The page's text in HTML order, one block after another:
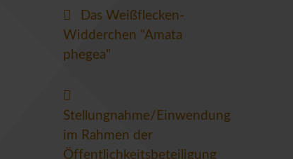
Das Weißflecken-
Widderchen "Amata
phegea"
Stellungnahme/Einwendung
im Rahmen der
Öffentlichkeitsbeteiligung